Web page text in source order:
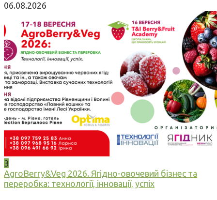
06.08.2026
3
AgroBerry&Veg 2026. Ягідно-овочевий бізнес та
переробка: технології, інновації, успіх